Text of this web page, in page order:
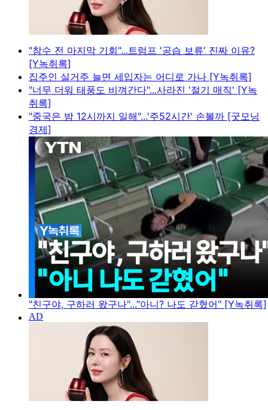
"참수 전 마지막 기회"...트럼프 '공습 보류' 진짜 이유?
[Y녹취록]
집주인 실거주 늘면 세입자는 어디로 가나 [Y녹취록]
"너무 더워 태풍도 비껴간다"...사라진 '절기 매직' [Y녹
취록]
"중국은 밤 12시까지 일해"...'주52시간' 손볼까 [굿모닝
경제]
"친구야, 구하러 왔구나"..."아니? 나도 갇혔어" [Y녹취록]